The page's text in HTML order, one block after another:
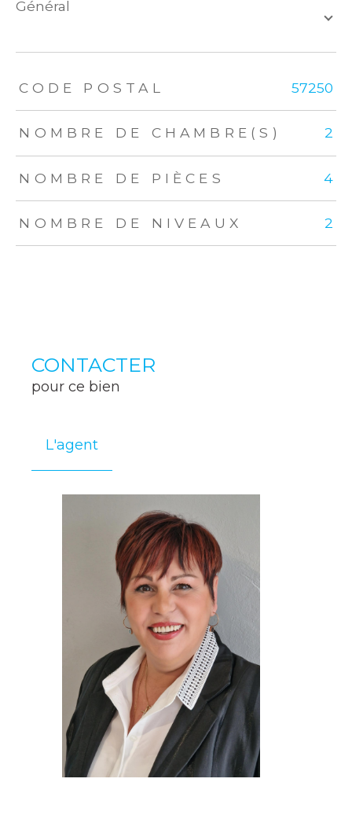
général
TRAD_ZEPHYR_Caracteristique TRAD_ZEPHYR_Valeurs
CODE POSTAL 57250
NOMBRE DE CHAMBRE(S) 2
NOMBRE DE PIÈCES 4
NOMBRE DE NIVEAUX 2
CONTACTER
pour ce bien
L'agent